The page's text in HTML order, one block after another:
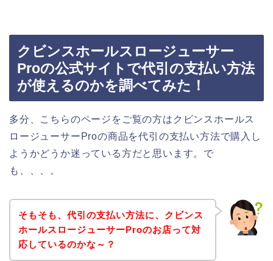
クビンスホールスロージューサー
Proの公式サイトで代引の支払い方法
が使えるのかを調べてみた！
多分、こちらのページをご覧の方はクビンスホールス
ロージューサーProの商品を代引の支払い方法で購入し
ようかどうか迷っている方だと思います。で
も、、、。
そもそも、代引の支払い方法に、クビンス
ホールスロージューサーProのお店って対
応しているのかな～？